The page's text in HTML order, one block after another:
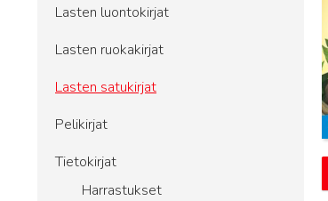
Lasten luontokirjat
Lasten ruokakirjat
Lasten satukirjat
Pelikirjat
Tietokirjat
Harrastukset